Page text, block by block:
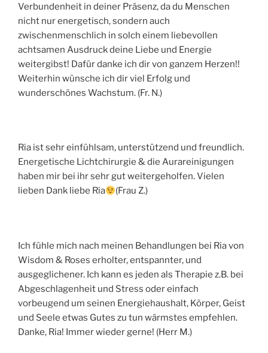
Verbundenheit in deiner Präsenz, da du Menschen
nicht nur energetisch, sondern auch
zwischenmenschlich in solch einem liebevollen
achtsamen Ausdruck deine Liebe und Energie
weitergibst! Dafür danke ich dir von ganzem Herzen!!
Weiterhin wünsche ich dir viel Erfolg und
wunderschönes Wachstum. (Fr. N.)
Ria ist sehr einfühlsam, unterstützend und freundlich.
Energetische Lichtchirurgie & die Aurareinigungen
haben mir bei ihr sehr gut weitergeholfen. Vielen
lieben Dank liebe Ria
(Frau Z.)
Ich fühle mich nach meinen Behandlungen bei Ria von
Wisdom & Roses erholter, entspannter, und
ausgeglichener. Ich kann es jeden als Therapie z.B. bei
Abgeschlagenheit und Stress oder einfach
vorbeugend um seinen Energiehaushalt, Körper, Geist
und Seele etwas Gutes zu tun wärmstes empfehlen.
Danke, Ria! Immer wieder gerne! (Herr M.)